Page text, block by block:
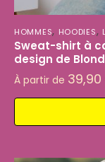
HOMMES, HOODIES,
Sweat-shirt à
design de
À partir de 39,90